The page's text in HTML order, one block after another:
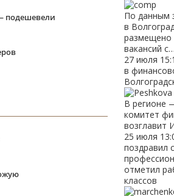
подешевели
По данным
в
размещено
вакансий с…
27 июля
в
В регионе
комитет
возглавит
25 июля
поздравил
отметил
классов